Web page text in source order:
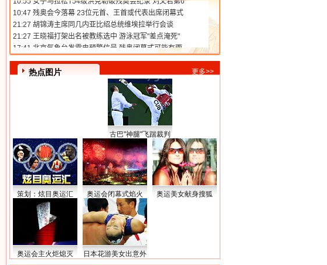
热点图片 更多>>
古巴"神腿"飞踹裁判
策划：炫目奥运汇 奥运会闭幕式焰火 奥运美女献身搜狐
奥运会主火炬熄灭 日本花游美女出意外